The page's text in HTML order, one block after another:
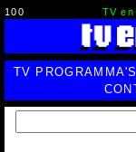
100 TV en
TV PROGRAMMA'S